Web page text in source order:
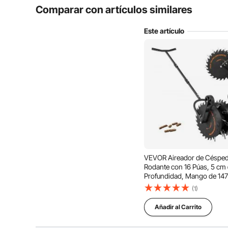
Nuestro aireador de césped cuenta con un
fácilmente incluso en suelos duros. Las púas de
eficiencia, permitiéndole
¿Es duradero el producto?
Comparar con artículos similares
Este artículo
VEVOR Aireador de
Rodante con 16 Púas, 5 cm
Profundidad, Mango de
Soporta hasta 21 kg,
de Aireación de Césped
Acero para Zonas para
Patio y Jardín
(1)
Añadir al Carrito